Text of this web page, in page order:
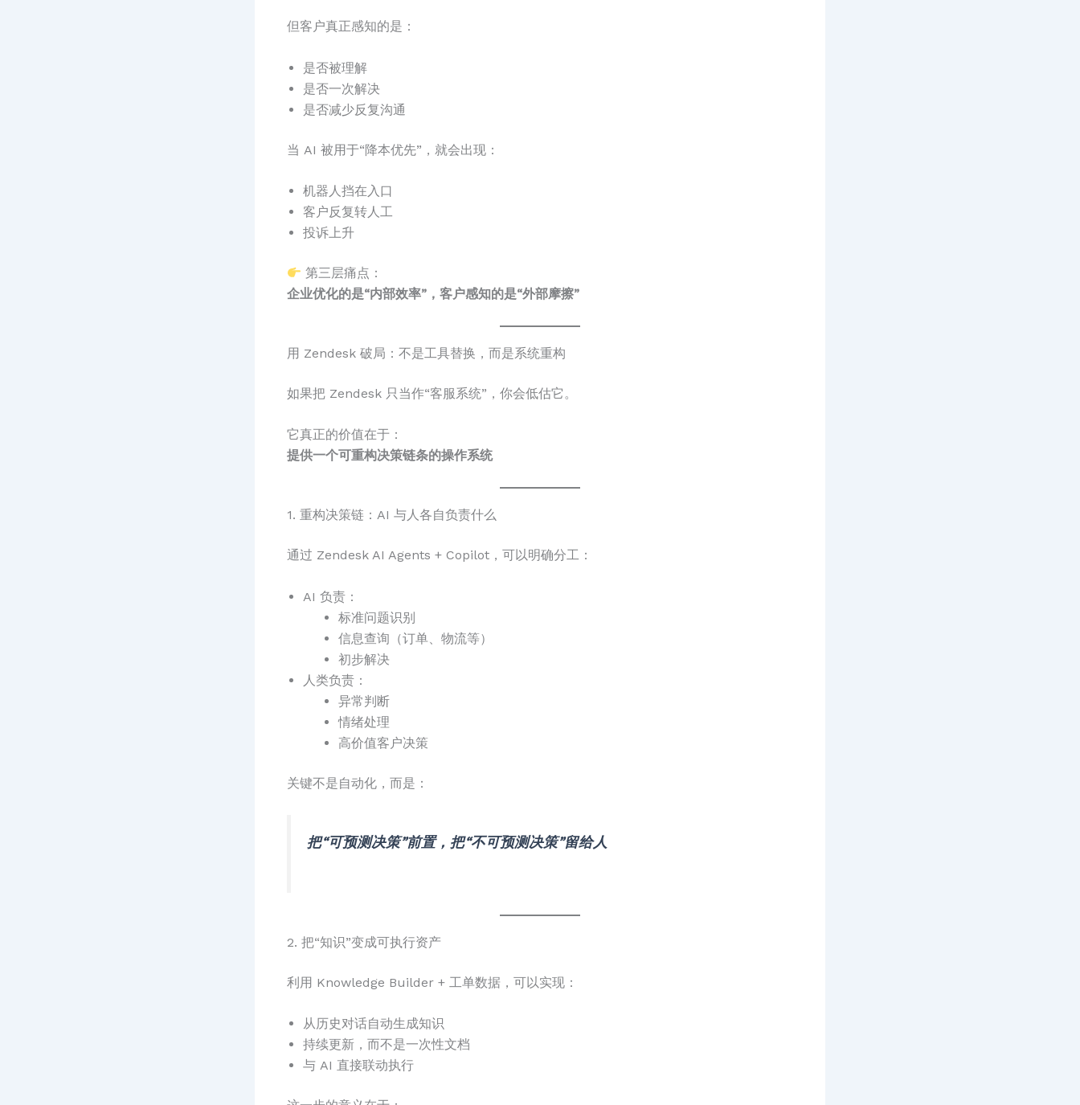
但客户真正感知的是：
是否被理解
是否一次解决
是否减少反复沟通
当 AI 被用于“降本优先”，就会出现：
机器人挡在入口
客户反复转人工
投诉上升
第三层痛点：
企业优化的是“内部效率”，客户感知的是“外部摩擦”
用 Zendesk 破局：不是工具替换，而是系统重构
如果把 Zendesk 只当作“客服系统”，你会低估它。
它真正的价值在于：
提供一个可重构决策链条的操作系统
1. 重构决策链：AI 与人各自负责什么
通过 Zendesk AI Agents + Copilot，可以明确分工：
AI 负责：
标准问题识别
信息查询（订单、物流等）
初步解决
人类负责：
异常判断
情绪处理
高价值客户决策
关键不是自动化，而是：
把“可预测决策”前置，把“不可预测决策”留给人
2. 把“知识”变成可执行资产
利用 Knowledge Builder + 工单数据，可以实现：
从历史对话自动生成知识
持续更新，而不是一次性文档
与 AI 直接联动执行